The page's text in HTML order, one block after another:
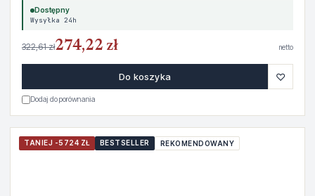
Dostępny
Wysyłka 24h
322,61 zł274,22 zł netto
Do koszyka ♡
Dodaj do porównania
TANIEJ -5724 ZŁ BESTSELLER REKOMENDOWANY